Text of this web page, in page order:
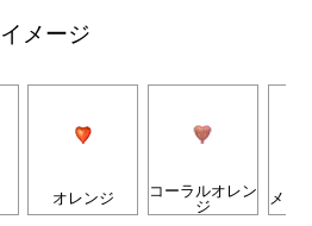
イメージ
オレンジ コーラルオレン
ジ メロ